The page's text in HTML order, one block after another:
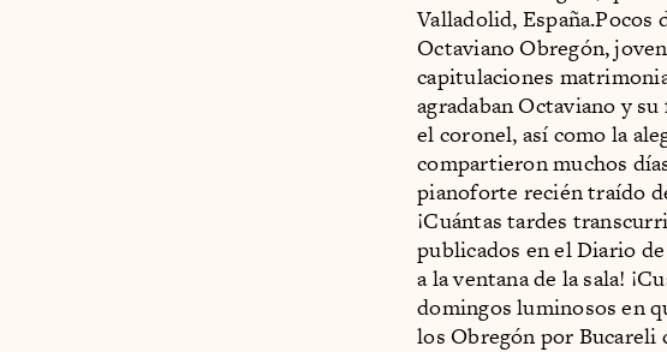
Valladolid, España.Pocos
Octaviano Obregón,
capitulaciones
agradaban Octaviano y
el coronel, así como la
compartieron muchos
pianoforte recién traído
¡Cuántas tardes
publicados en el Diario
a la ventana de la sala!
domingos luminosos en
los Obregón por Bucareli